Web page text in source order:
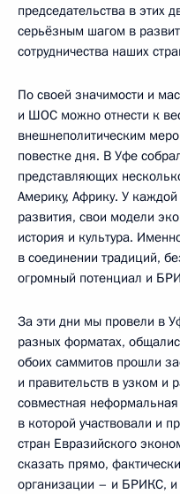
председательства в этих
серьёзным шагом в
сотрудничества наших
По своей значимости и
и ШОС можно отнести к
внешнеполитическим
повестке дня. В Уфе
представляющих
Америку, Африку. У каждой
развития, свои модели
история и культура.
в соединении традиций,
огромный потенциал и
За эти дни мы провели в
разных форматах,
обоих саммитов прошли
и правительств в узком и
совместная
в которой участвовали и
стран Евразийского
сказать прямо,
организации – и БРИКС,